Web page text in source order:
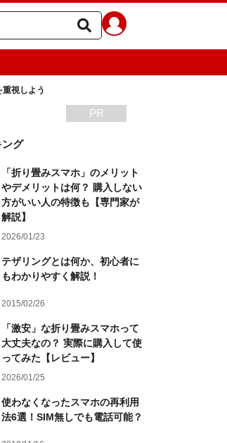
視しよう
PR
ング
「折り畳みスマホ」のメリット
やデメリットは何？ 購入しない
方がいい人の特徴も【専門家が
解説】
2026/01/23
テザリングとは何か、初心者に
もわかりやすく解説！
2015/02/26
「激安」な折り畳みスマホって
大丈夫なの？ 実際に購入して使
ってみた【レビュー】
2026/01/25
使わなくなったスマホの再利用
法6選！SIM無しでも電話可能？